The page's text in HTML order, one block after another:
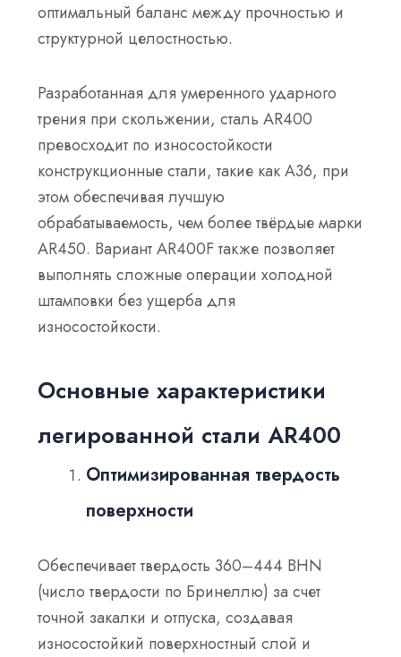
оптимальный баланс между прочностью и
структурной целостностью.
Разработанная для умеренного ударного
трения при скольжении, сталь AR400
превосходит по износостойкости
конструкционные стали, такие как A36, при
этом обеспечивая лучшую
обрабатываемость, чем более твёрдые марки
AR450. Вариант AR400F также позволяет
выполнять сложные операции холодной
штамповки без ущерба для
износостойкости.
Основные характеристики
легированной стали AR400
Оптимизированная твердость
поверхности
Обеспечивает твердость 360–444 BHN
(число твердости по Бринеллю) за счет
точной закалки и отпуска, создавая
износостойкий поверхностный слой и